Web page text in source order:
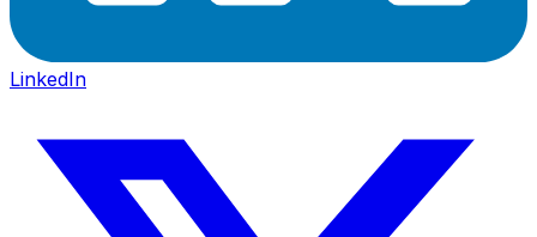
LinkedIn